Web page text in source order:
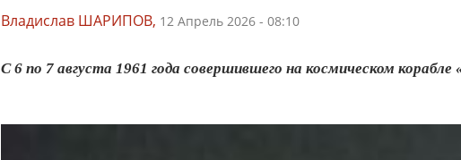
Владислав ШАРИПОВ, 12 Апрель 2026 - 08:10
С 6 по 7 августа 1961 года совершившего на космическом